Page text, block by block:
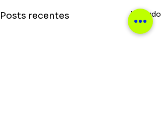
Posts recentes Ver tudo